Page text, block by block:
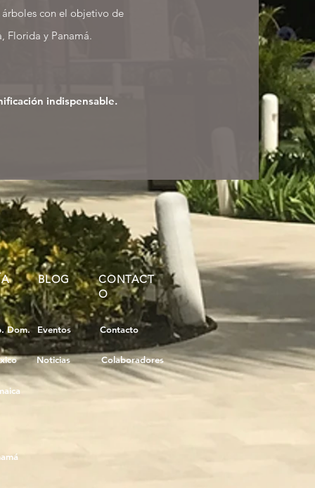
árboles con el objetivo de
Florida y Panamá.
indispensable.
BLOG
CONTACT
O
Dom. Eventos Contacto
Noticias Colaboradores